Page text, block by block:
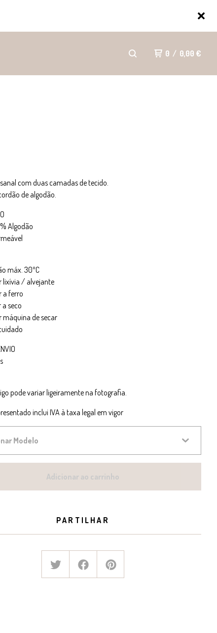
0 / 0,00 €
com duas camadas de tecido.
de algodão.
Algodão
máx. 30ºC
lixívia / alvejante
a ferro
a seco
máquina de secar
pode variar ligeiramente na fotografia.
inclui IVA à taxa legal em vigor
Adicionar ao carrinho
PARTILHAR